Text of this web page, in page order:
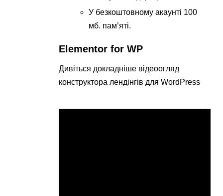
У безкоштовному акаунті 100
мб. пам’яті.
Elementor for WP
Дивіться докладніше відеоогляд
конструктора лендінгів для WordPress